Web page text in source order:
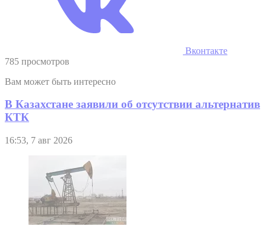
Вконтакте
785 просмотров
Вам может быть интересно
В Казахстане заявили об отсутствии альтернатив
КТК
16:53, 7 авг 2026